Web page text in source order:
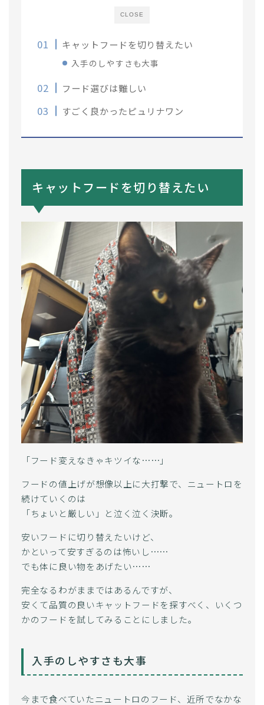
CLOSE
キャットフードを切り替えたい
入手のしやすさも大事
フード選びは難しい
すごく良かったピュリナワン
キャットフードを切り替えたい
「フード変えなきゃキツイな……」
フードの値上げが想像以上に大打撃で、ニュートロを
続けていくのは
「ちょいと厳しい」と泣く泣く決断。
安いフードに切り替えたいけど、
かといって安すぎるのは怖いし……
でも体に良い物をあげたい……
完全なるわがままではあるんですが、
安くて品質の良いキャットフードを探すべく、いくつ
かのフードを試してみることにしました。
入手のしやすさも大事
今まで食べていたニュートロのフード、近所でなかな